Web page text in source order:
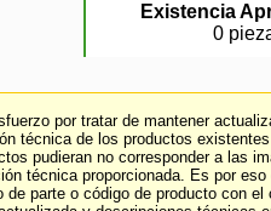
Existencia
0
por tratar de mantener
técnica de los productos
pudieran no corresponder a las
técnica proporcionada. Es por eso
de parte o código de producto con el